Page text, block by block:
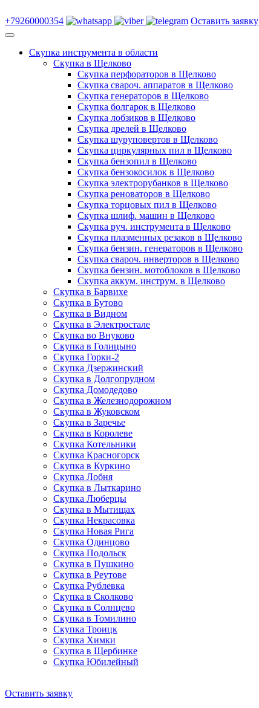
+79260000354 Оставить заявку
Скупка инструмента в области
Скупка в Щелково
Скупка перфораторов в Щелково
Скупка свароч. аппаратов в Щелково
Скупка генераторов в Щелково
Скупка болгарок в Щелково
Скупка лобзиков в Щелково
Скупка дрелей в Щелково
Скупка шуруповертов в Щелково
Скупка циркулярных пил в Щелково
Скупка бензопил в Щелково
Скупка бензокосилок в Щелково
Скупка электрорубанков в Щелково
Скупка реноваторов в Щелково
Скупка торцовых пил в Щелково
Скупка шлиф. машин в Щелково
Скупка руч. инструмента в Щелково
Скупка плазменных резаков в Щелково
Скупка бензин. генераторов в Щелково
Скупка свароч. инверторов в Щелково
Скупка бензин. мотоблоков в Щелково
Скупка аккум. инструм. в Щелково
Скупка в Барвихе
Скупка в Бутово
Скупка в Видном
Скупка в Электростале
Скупка во Внуково
Скупка в Голицыно
Скупка Горки-2
Скупка Дзержинский
Скупка в Долгопрудном
Скупка Домодедово
Скупка в Железнодорожном
Скупка в Жуковском
Скупка в Заречье
Скупка в Королеве
Скупка Котельники
Скупка Красногорск
Скупка в Куркино
Скупка Лобня
Скупка в Лыткарино
Скупка Люберцы
Скупка в Мытищах
Скупка Некрасовка
Скупка Новая Рига
Скупка Одинцово
Скупка Подольск
Скупка в Пушкино
Скупка в Реутове
Скупка Рублевка
Скупка в Сколково
Скупка в Солнцево
Скупка в Томилино
Скупка Троицк
Скупка Химки
Скупка в Щербинке
Скупка Юбилейный
Оставить заявку